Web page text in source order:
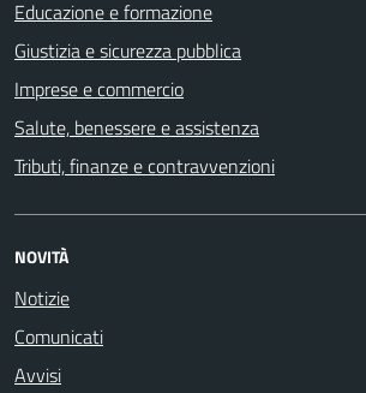
Educazione e formazione
Giustizia e sicurezza pubblica
Imprese e commercio
Salute, benessere e assistenza
Tributi, finanze e contravvenzioni
NOVITÀ
Notizie
Comunicati
Avvisi